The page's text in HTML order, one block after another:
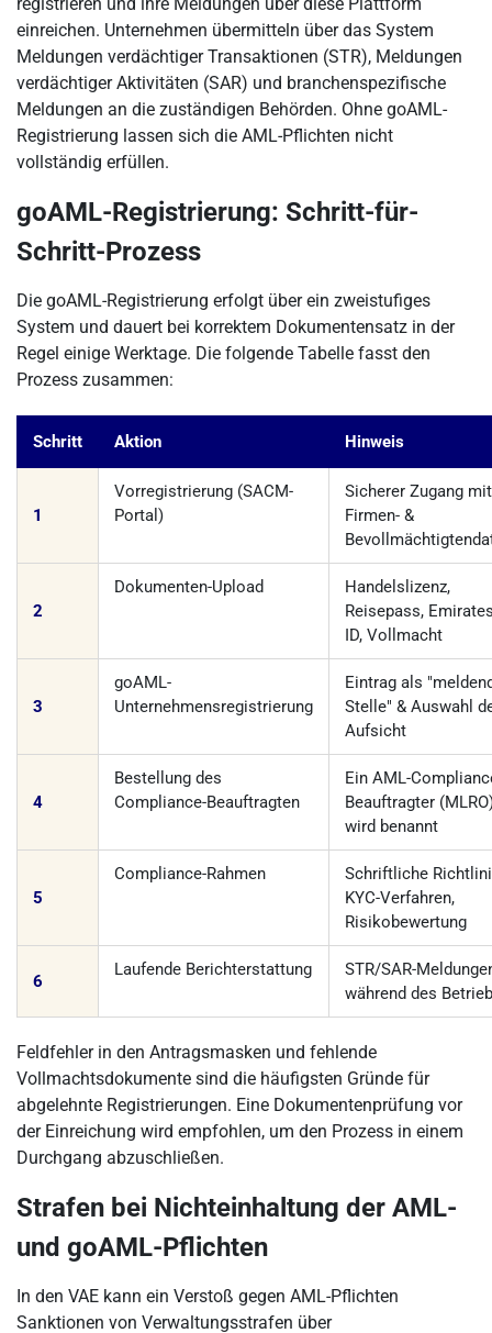
einreichen. Unternehmen übermitteln über das System
Meldungen verdächtiger Transaktionen (STR), Meldungen
verdächtiger Aktivitäten (SAR) und branchenspezifische
Meldungen an die zuständigen Behörden. Ohne goAML-
Registrierung lassen sich die AML-Pflichten nicht
vollständig erfüllen.
goAML-Registrierung: Schritt-für-
Schritt-Prozess
Die goAML-Registrierung erfolgt über ein zweistufiges
System und dauert bei korrektem Dokumentensatz in der
Regel einige Werktage. Die folgende Tabelle fasst den
Prozess zusammen:
Schritt Aktion Hinweis
1
Vorregistrierung (SACM-
Portal)
Sicherer Zugang mit
Firmen- &
2
Dokumenten-Upload
Handelslizenz,
Reisepass,
ID, Vollmacht
3
goAML-
Unternehmensregistrierung
Eintrag als
Stelle" & Auswahl
Aufsicht
4
Bestellung des
Compliance-Beauftragten
Ein AML-
Beauftragter
wird benannt
5
Compliance-Rahmen
Schriftliche
KYC-Verfahren,
Risikobewertung
6
Laufende Berichterstattung
STR/SAR-
während des
Feldfehler in den Antragsmasken und fehlende
Vollmachtsdokumente sind die häufigsten Gründe für
abgelehnte Registrierungen. Eine Dokumentenprüfung vor
der Einreichung wird empfohlen, um den Prozess in einem
Durchgang abzuschließen.
Strafen bei Nichteinhaltung der AML-
und goAML-Pflichten
In den VAE kann ein Verstoß gegen AML-Pflichten
Sanktionen von Verwaltungsstrafen über